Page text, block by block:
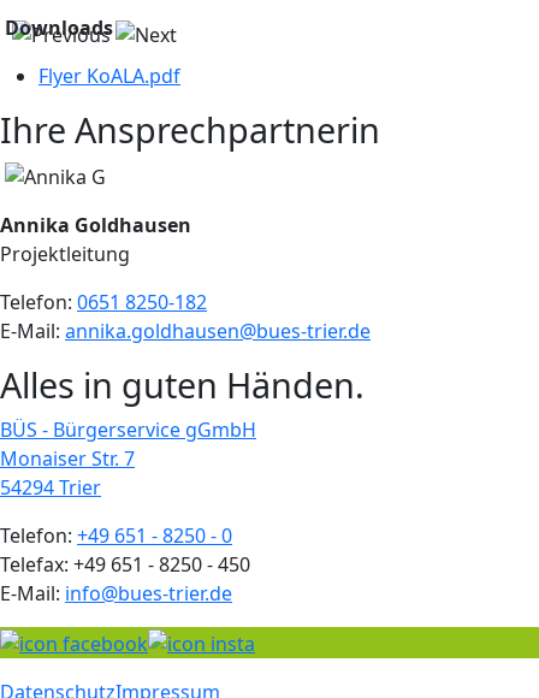
Downloads
Flyer KoALA.pdf
Ihre Ansprechpartnerin
Annika Goldhausen
Projektleitung
Telefon: 0651 8250-182
E-Mail: annika.goldhausen@bues-trier.de
Alles in guten Händen.
BÜS - Bürgerservice gGmbH
Monaiser Str. 7
54294 Trier
Telefon: +49 651 - 8250 - 0
Telefax: +49 651 - 8250 - 450
E-Mail: info@bues-trier.de
DatenschutzImpressum